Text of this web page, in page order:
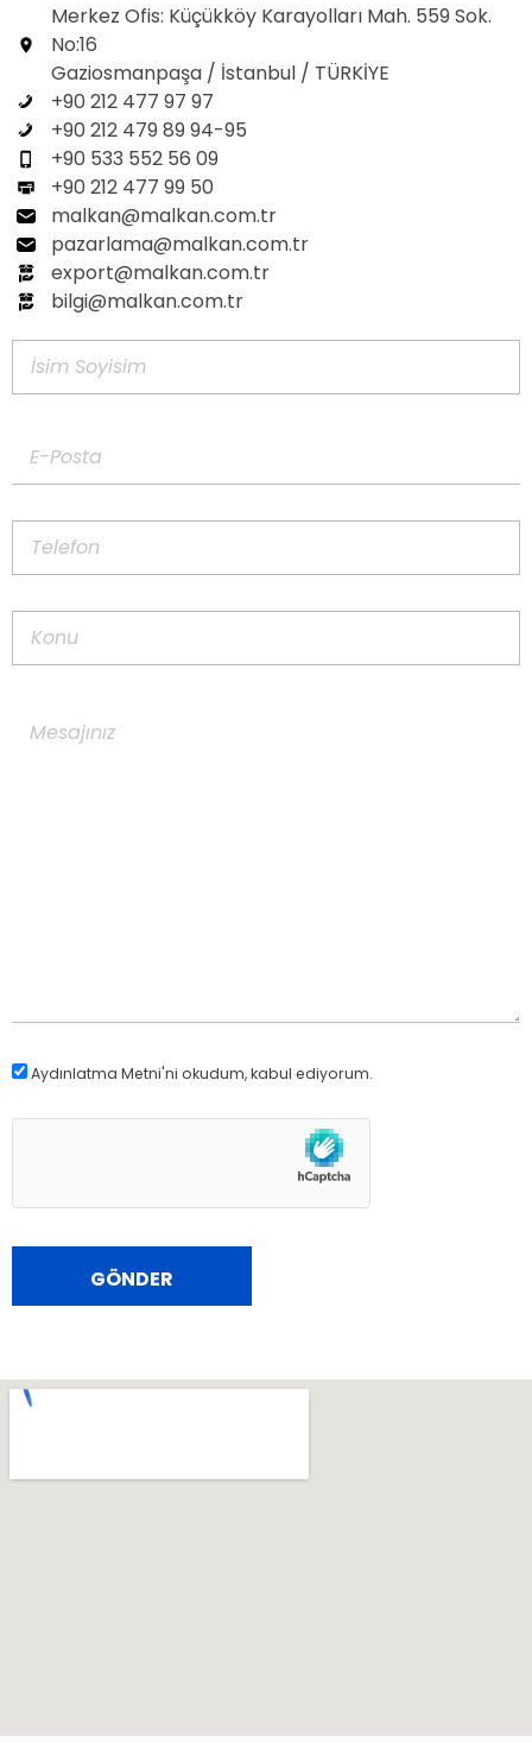
Merkez Ofis: Küçükköy Karayolları Mah. 559 Sok.
No:16
Gaziosmanpaşa / İstanbul / TÜRKİYE
+90 212 477 97 97
+90 212 479 89 94-95
+90 533 552 56 09
+90 212 477 99 50
malkan@malkan.com.tr
pazarlama@malkan.com.tr
export@malkan.com.tr
bilgi@malkan.com.tr
Aydınlatma Metni'ni okudum, kabul ediyorum.